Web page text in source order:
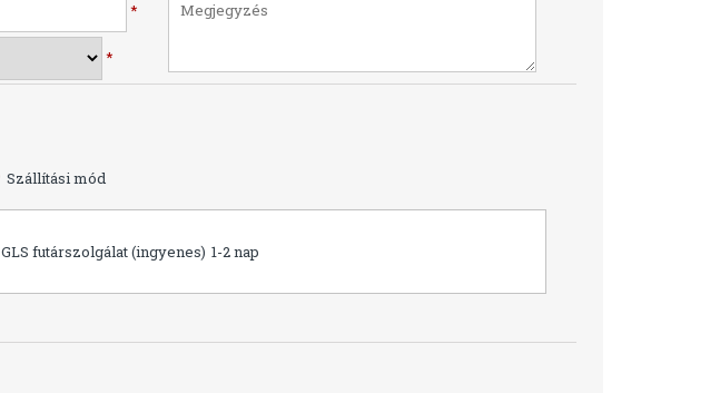
*
*
Szállítási mód
GLS futárszolgálat (ingyenes) 1-2 nap